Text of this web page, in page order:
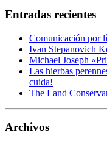
Entradas recientes
Comunicación por
Ivan Stepanovich
Michael Joseph
Las hierbas
cuida!
The Land
Archivos